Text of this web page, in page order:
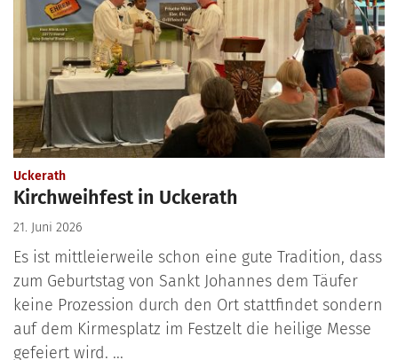
Uckerath:
Kirchweihfest in Uckerath
21. Juni 2026
Es ist mittleierweile schon eine gute Tradition, dass
zum Geburtstag von Sankt Johannes dem Täufer
keine Prozession durch den Ort stattfindet sondern
auf dem Kirmesplatz im Festzelt die heilige Messe
gefeiert wird. ...